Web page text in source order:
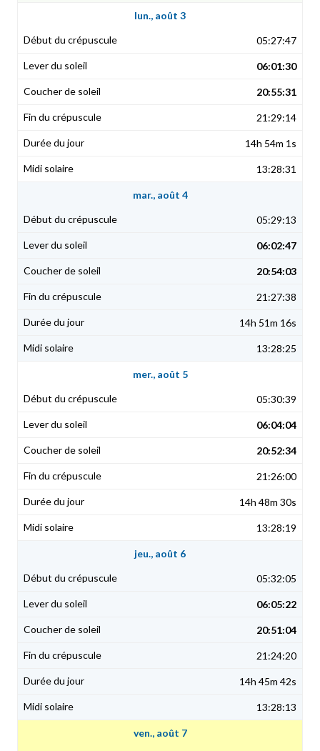
lun., août 3
05:27:47
06:01:30
20:55:31
21:29:14
14h 54m 1s
13:28:31
mar., août 4
05:29:13
06:02:47
20:54:03
21:27:38
14h 51m 16s
13:28:25
mer., août 5
05:30:39
06:04:04
20:52:34
21:26:00
14h 48m 30s
13:28:19
jeu., août 6
05:32:05
06:05:22
20:51:04
21:24:20
14h 45m 42s
13:28:13
ven., août 7